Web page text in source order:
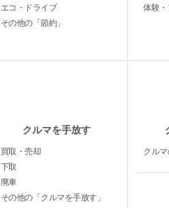
エコ・ドライブ
その他の「節約」
体験
クルマを手放す
買取・売却
下取
廃車
その他の「クルマを手放す」
クルマ